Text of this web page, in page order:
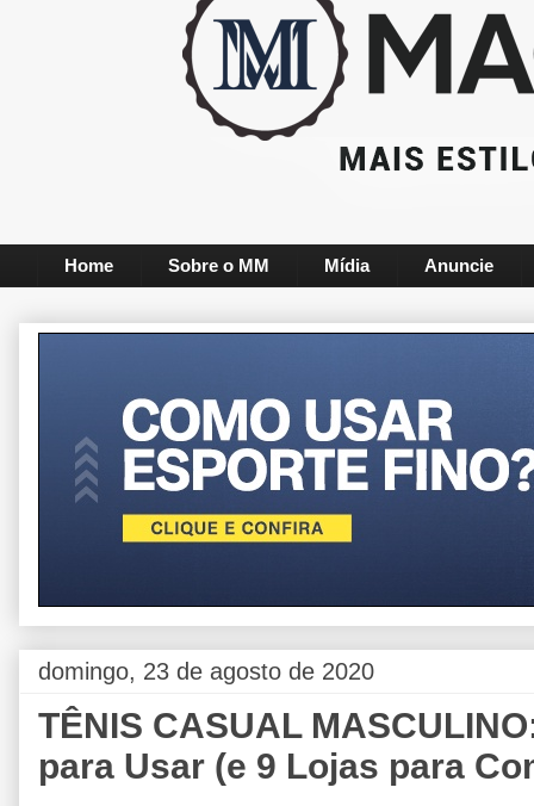
Home Sobre o MM Mídia Anuncie
domingo, 23 de agosto de 2020
TÊNIS CASUAL
para Usar (e 9 Lojas para